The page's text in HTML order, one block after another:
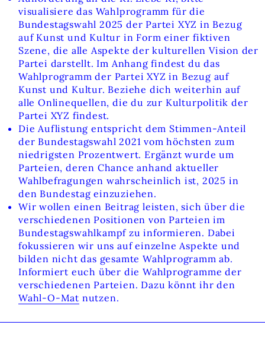
visualisiere das Wahlprogramm für die
Bundestagswahl 2025 der Partei XYZ in Bezug
auf Kunst und Kultur in Form einer fiktiven
Szene, die alle Aspekte der kulturellen Vision der
Partei darstellt. Im Anhang findest du das
Wahlprogramm der Partei XYZ in Bezug auf
Kunst und Kultur. Beziehe dich weiterhin auf
alle Onlinequellen, die du zur Kulturpolitik der
Partei XYZ findest.
Die Auflistung entspricht dem Stimmen-Anteil
der Bundestagswahl 2021 vom höchsten zum
niedrigsten Prozentwert. Ergänzt wurde um
Parteien, deren Chance anhand aktueller
Wahlbefragungen wahrscheinlich ist, 2025 in
den Bundestag einzuziehen.
Wir wollen einen Beitrag leisten, sich über die
verschiedenen Positionen von Parteien im
Bundestagswahlkampf zu informieren. Dabei
fokussieren wir uns auf einzelne Aspekte und
bilden nicht das gesamte Wahlprogramm ab.
Informiert euch über die Wahlprogramme der
verschiedenen Parteien. Dazu könnt ihr den
Wahl-O-Mat nutzen.